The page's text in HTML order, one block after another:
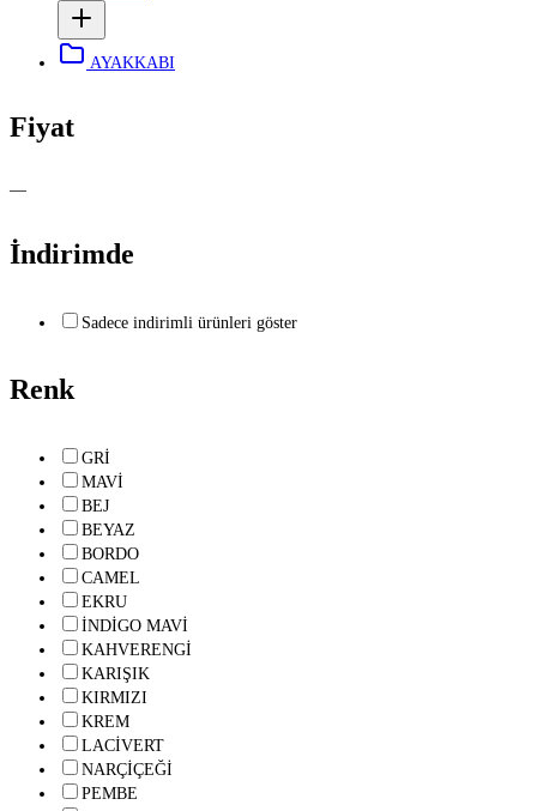
AYAKKABI
Fiyat
—
İndirimde
Sadece indirimli ürünleri göster
Renk
GRİ
MAVİ
BEJ
BEYAZ
BORDO
CAMEL
EKRU
İNDİGO MAVİ
KAHVERENGİ
KARIŞIK
KIRMIZI
KREM
LACİVERT
NARÇİÇEĞİ
PEMBE